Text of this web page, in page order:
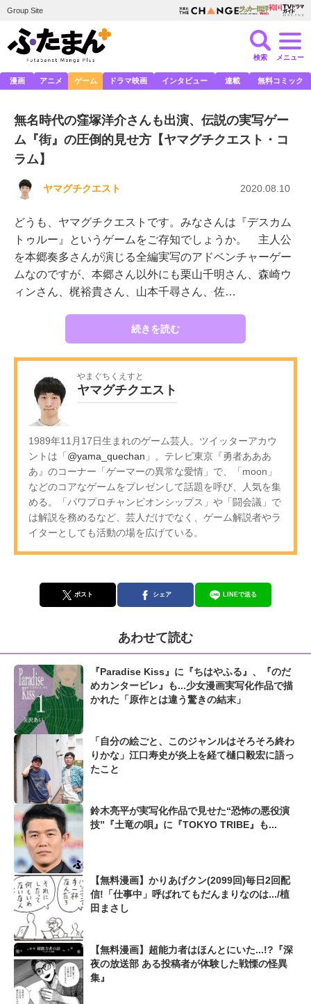
Group Site
検索 メニュー
漫画 アニメ ゲーム ドラマ映画 インタビュー 連載 無料コミック
無名時代の窪塚洋介さんも出演、伝説の実写ゲー
ム『街』の圧倒的見せ方【ヤマグチクエスト・コ
ラム】
ヤマグチクエスト 2020.08.10
どうも、ヤマグチクエストです。みなさんは『デスカム
トゥルー』というゲームをご存知でしょうか。 主人公
を本郷奏多さんが演じる全編実写のアドベンチャーゲー
ムなのですが、本郷さん以外にも栗山千明さん、森崎ウ
ィンさん、梶裕貴さん、山本千尋さん、佐…
続きを読む
やまぐちくえすと
ヤマグチクエスト
1989年11月17日生まれのゲーム芸人。ツイッターアカウ
ントは「 @yama_quechan 」。テレビ東京『勇者あああ
あ』のコーナー「ゲーマーの異常な愛情」で、「moon」
などのコアなゲームをプレゼンして話題を呼び、人気を集
める。「パワプロチャンピオンシップス」や「闘会議」で
は解説を務めるなど、芸人だけでなく、ゲーム解説者やラ
イターとしても活動の場を広げている。
ポスト シェア LINEで送る
あわせて読む
『Paradise Kiss』に『ちはやふる』、『のだ
めカンタービレ』も...少女漫画実写化作品で描
かれた「原作とは違う驚きの結末」
「自分の絵ごと、このジャンルはそろそろ終わ
りかな」江口寿史が炎上を経て樋口毅宏に語っ
たこと
鈴木亮平が実写化作品で見せた“恐怖の悪役演
技”『土竜の唄』に『TOKYO TRIBE』も...
【無料漫画】かりあげクン(2099回)毎日2回配
信!「仕事中」呼ばれてもだんまりなのは.../植
田まさし
【無料漫画】超能力者はほんとにいた...!?『深
夜の放送部 ある投稿者が体験した戦慄の怪異
集』